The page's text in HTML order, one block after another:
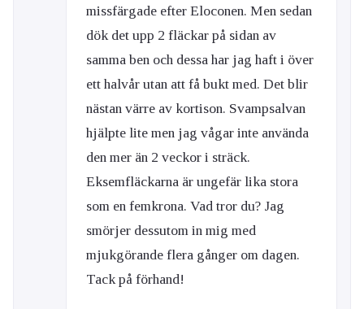
missfärgade efter Eloconen. Men sedan
dök det upp 2 fläckar på sidan av
samma ben och dessa har jag haft i över
ett halvår utan att få bukt med. Det blir
nästan värre av kortison. Svampsalvan
hjälpte lite men jag vågar inte använda
den mer än 2 veckor i sträck.
Eksemfläckarna är ungefär lika stora
som en femkrona. Vad tror du? Jag
smörjer dessutom in mig med
mjukgörande flera gånger om dagen.
Tack på förhand!